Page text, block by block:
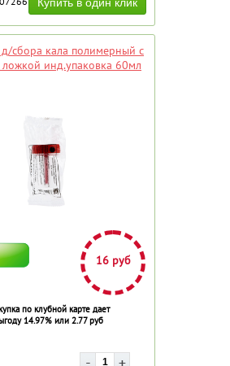
сбора кала полимерный с
инд.упаковка 60мл
16 руб
по клубной карте дает
14.97% или 2.77 руб